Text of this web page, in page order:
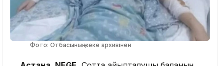
Фото: Отбасының жеке архивінен